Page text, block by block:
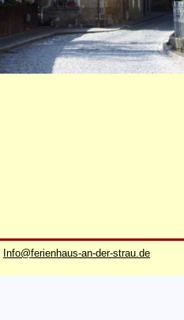
Info@ferienhaus-an-der-strau.de